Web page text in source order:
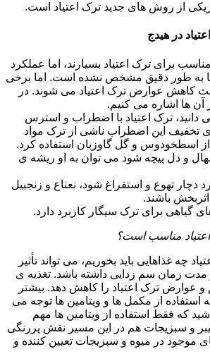
از روش های جدید ترک اعتیاد است.
در هیدج
برای ترک اعتیاد بسیارند، اما عملکرد
به طور دقیق مشخص نشده است. اما برخی
کاهش عوارض ترک اعتیاد می شوند. در
آن ها اشاره می کنیم.
ترک اعتیاد با اضطراب و استرس
تخفیف این اضطراب ناشی از ترک مواد
اسطخودوس و گل گاوزبان استفاده کرد.
و دل پیچه شود می توان به او ریشه ی
دچار تهوع و استفراغ شود، نعناع و زنجبیل
اثربخش باشند.
گیاهی برای ترک سیگار کاربرد دارد.
مناسب است؟
چه غذاهایی باید بخوریم، می تواند تأثیر
مدت زمان سم زدایی داشته باشد. تغذیه ی
و عوارض ترک اعتیاد را کاهش دهد. بیشتر
استفاده از مکمل ها و ویتامین ها توجه می
که فقط استفاده از ویتامین ها مهم
و سبزیجات هم در این مسیر نقش پررنگی
موجود در میوه و سبزیجات تعیین کننده و